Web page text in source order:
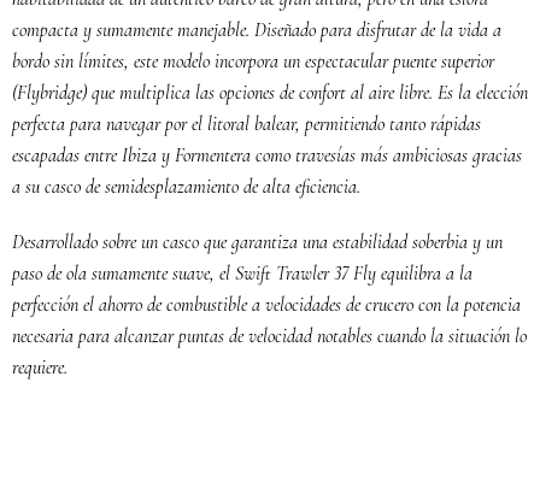
compacta y sumamente manejable. Diseñado para disfrutar de la vida a
bordo sin límites, este modelo incorpora un espectacular puente superior
(Flybridge) que multiplica las opciones de confort al aire libre. Es la elección
perfecta para navegar por el litoral balear, permitiendo tanto rápidas
escapadas entre Ibiza y Formentera como travesías más ambiciosas gracias
a su casco de semidesplazamiento de alta eficiencia.
Desarrollado sobre un casco que garantiza una estabilidad soberbia y un
paso de ola sumamente suave, el Swift Trawler 37 Fly equilibra a la
perfección el ahorro de combustible a velocidades de crucero con la potencia
necesaria para alcanzar puntas de velocidad notables cuando la situación lo
requiere.